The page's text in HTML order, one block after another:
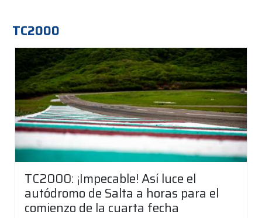
TC2000
TC2000: ¡Impecable! Así luce el
autódromo de Salta a horas para el
comienzo de la cuarta fecha